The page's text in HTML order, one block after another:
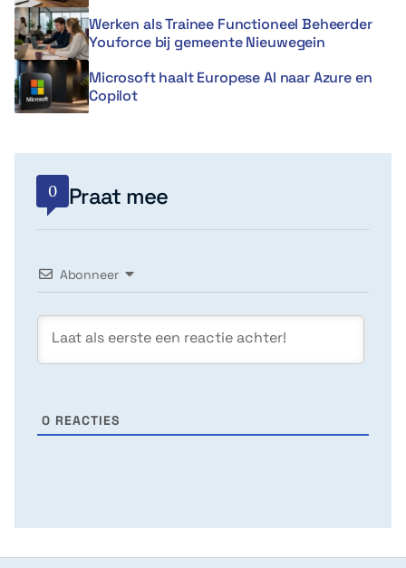
Werken als Trainee Functioneel Beheerder
Youforce bij gemeente Nieuwegein
Microsoft haalt Europese AI naar Azure en
Copilot
0 Praat mee
Abonneer
0 REACTIES